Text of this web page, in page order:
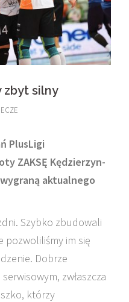
zbyt silny
PlusLigi
ZAKSĘ Kędzierzyn-
aktualnego
Szybko zbudowali
pozwoliliśmy im się
Dobrze
zwłaszcza
którzy